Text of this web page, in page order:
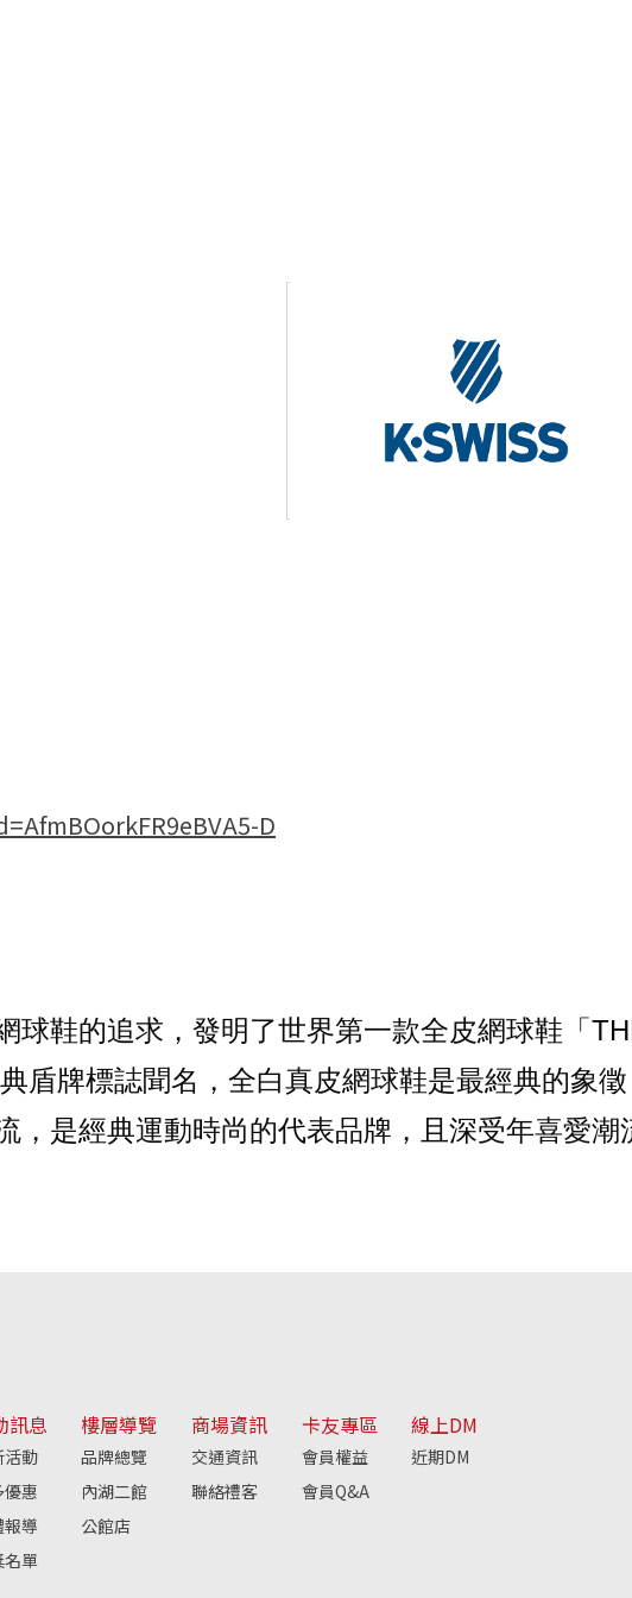
D
球鞋的追求，發明了世界第一款全皮網球鞋「
盾牌標誌聞名， 全白真皮網球鞋是最經典的象
，是經典運動時尚的代表品牌，且 深受年喜愛潮
訊息
活動
惠
導
名單
樓層導覽
品牌總覽
內湖二館
公館店
商場資訊
交通資訊
聯絡禮客
卡友專區
會員權益
會員Q&A
線上DM
近期DM